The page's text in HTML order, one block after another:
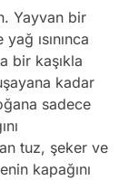
Yayvan bir
ısınınca
bir kaşıkla
kadar
sadece
tuz, şeker ve
kapağını